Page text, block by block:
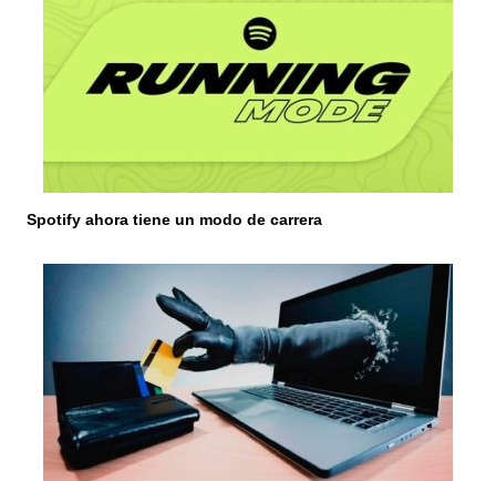
s
Spotify ahora tiene un modo de carrera